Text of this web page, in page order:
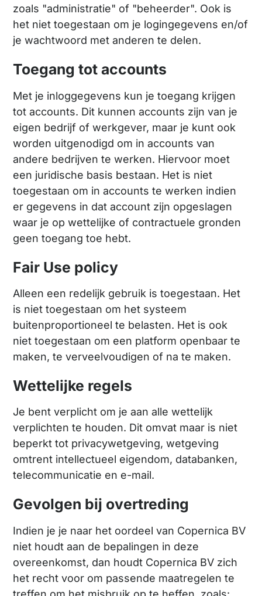
zoals "administratie" of "beheerder". Ook is
het niet toegestaan om je logingegevens en/of
je wachtwoord met anderen te delen.
Toegang tot accounts
Met je inloggegevens kun je toegang krijgen
tot accounts. Dit kunnen accounts zijn van je
eigen bedrijf of werkgever, maar je kunt ook
worden uitgenodigd om in accounts van
andere bedrijven te werken. Hiervoor moet
een juridische basis bestaan. Het is niet
toegestaan om in accounts te werken indien
er gegevens in dat account zijn opgeslagen
waar je op wettelijke of contractuele gronden
geen toegang toe hebt.
Fair Use policy
Alleen een redelijk gebruik is toegestaan. Het
is niet toegestaan om het systeem
buitenproportioneel te belasten. Het is ook
niet toegestaan om een platform openbaar te
maken, te verveelvoudigen of na te maken.
Wettelijke regels
Je bent verplicht om je aan alle wettelijk
verplichten te houden. Dit omvat maar is niet
beperkt tot privacywetgeving, wetgeving
omtrent intellectueel eigendom, databanken,
telecommunicatie en e-mail.
Gevolgen bij overtreding
Indien je je naar het oordeel van Copernica BV
niet houdt aan de bepalingen in deze
overeenkomst, dan houdt Copernica BV zich
het recht voor om passende maatregelen te